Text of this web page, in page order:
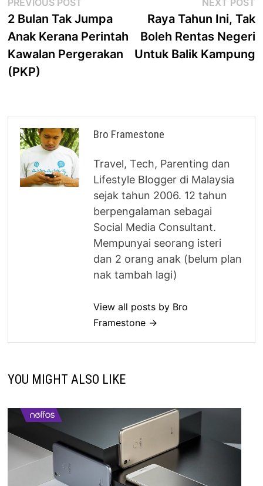
Post
navigation
PREVIOUS POST
post:
2 Bulan Tak Jumpa
Anak Kerana Perintah
Kawalan Pergerakan
(PKP)
NEXT POST
Raya Tahun Ini, Tak
Boleh Rentas Negeri
Untuk Balik Kampung
Bro Framestone
Travel, Tech, Parenting dan
Lifestyle Blogger di Malaysia
sejak tahun 2006. 12 tahun
berpengalaman sebagai
Social Media Consultant.
Mempunyai seorang isteri
dan 2 orang anak (belum plan
nak tambah lagi)
View all posts by Bro
Framestone →
YOU MIGHT ALSO LIKE